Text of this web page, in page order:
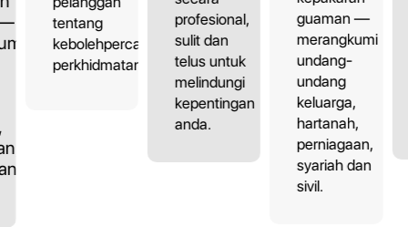
—
tentang
kebolehpercayaan
perkhidmatan.
profesional,
sulit dan
telus untuk
melindungi
kepentingan
anda.
guaman —
merangkumi
undang-
undang
keluarga,
hartanah,
perniagaan,
syariah dan
sivil.